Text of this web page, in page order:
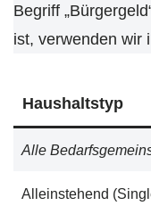
Begriff
ist, verwenden wir
Haushaltstyp
Alle
Alleinstehend